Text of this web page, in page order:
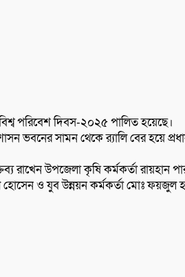
পরিবেশ দিবস-২০২৫ পালিত হয়েছে।
সামন থেকে র‍্যালি বের হয়ে
রাখেন উপজেলা কৃষি কর্মকর্তা
ও যুব উন্নয়ন কর্মকর্তা মোঃ ফয়জুল